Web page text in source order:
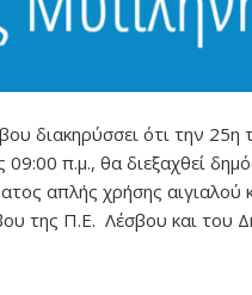
διακηρύσσει ότι την
π.μ., θα διεξαχθεί
απλής χρήσης αιγιαλού
της Π.Ε. Λέσβου και του